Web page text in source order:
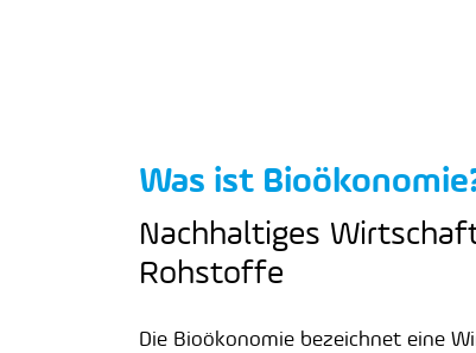
Was ist
Nachhaltiges
Rohstoffe
Die Bioökonomie bezeichnet eine